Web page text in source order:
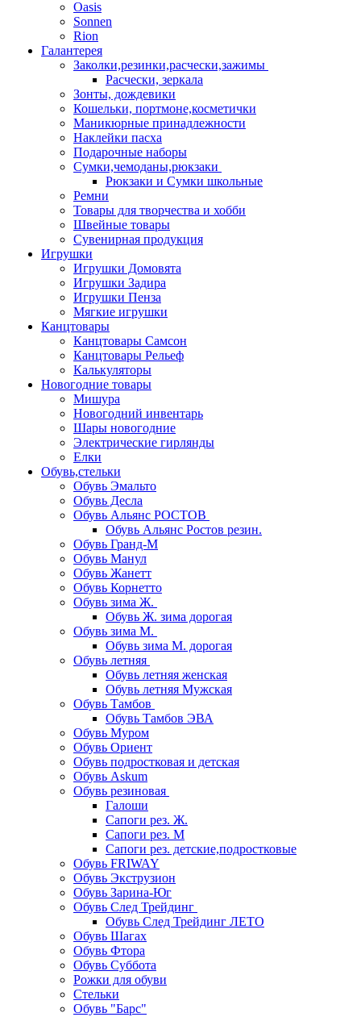
Oasis
Sonnen
Rion
Галантерея
Заколки,резинки,расчески,зажимы
Расчески, зеркала
Зонты, дождевики
Кошельки, портмоне,косметички
Маникюрные принадлежности
Наклейки пасха
Подарочные наборы
Сумки,чемоданы,рюкзаки
Рюкзаки и Сумки школьные
Ремни
Товары для творчества и хобби
Швейные товары
Сувенирная продукция
Игрушки
Игрушки Домовята
Игрушки Задира
Игрушки Пенза
Мягкие игрушки
Канцтовары
Канцтовары Самсон
Канцтовары Рельеф
Калькуляторы
Новогодние товары
Мишура
Новогодний инвентарь
Шары новогодние
Электрические гирлянды
Елки
Обувь,стельки
Обувь Эмальто
Обувь Десла
Обувь Альянс РОСТОВ
Обувь Альянс Ростов резин.
Обувь Гранд-М
Обувь Манул
Обувь Жанетт
Обувь Корнетто
Обувь зима Ж.
Обувь Ж. зима дорогая
Обувь зима М.
Обувь зима М. дорогая
Обувь летняя
Обувь летняя женская
Обувь летняя Мужская
Обувь Тамбов
Обувь Тамбов ЭВА
Обувь Муром
Обувь Ориент
Обувь подростковая и детская
Обувь Askum
Обувь резиновая
Галоши
Сапоги рез. Ж.
Сапоги рез. М
Сапоги рез. детские,подростковые
Обувь FRIWAY
Обувь Экструзион
Обувь Зарина-Юг
Обувь След Трейдинг
Обувь След Трейдинг ЛЕТО
Обувь Шагах
Обувь Фтора
Обувь Суббота
Рожки для обуви
Стельки
Обувь "Барс"